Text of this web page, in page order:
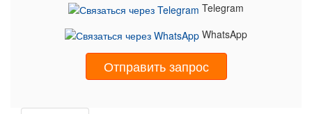
Telegram
WhatsApp
Отправить запрос